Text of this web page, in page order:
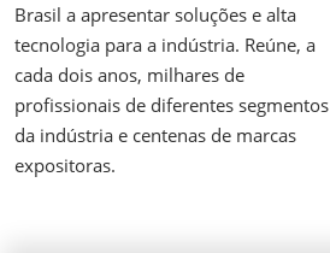
Brasil a apresentar soluções e alta
tecnologia para a indústria. Reúne, a
cada dois anos, milhares de
profissionais de diferentes segmentos
da indústria e centenas de marcas
expositoras.